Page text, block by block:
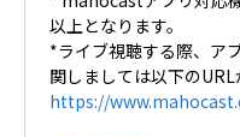
以上となります。
*ライブ視聴する際、ア
関しましては以下のURL
https://